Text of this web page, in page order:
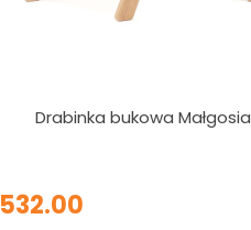
Drabinka bukowa Małgosia
532.00